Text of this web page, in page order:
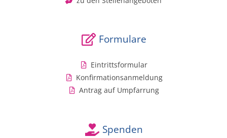
Formulare
Eintrittsformular
Konfirmationsanmeldung
Antrag auf Umpfarrung
Spenden